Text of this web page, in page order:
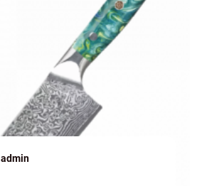
admin